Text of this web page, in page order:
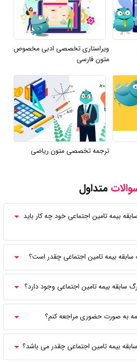
ویراستاری تخصصی ادبی مخصوص
متون فارسی
ترجمه تخصصی متون ریاضی
متداول
بیمه تامین اجتماعی خود چه کار باید
بیمه تامین اجتماعی چقدر است؟
سابقه بیمه تامین اجتماعی وجود دارد؟
به صورت حضوری مراجعه کنم؟
بیمه تامین اجتماعی چقدر می باشد؟